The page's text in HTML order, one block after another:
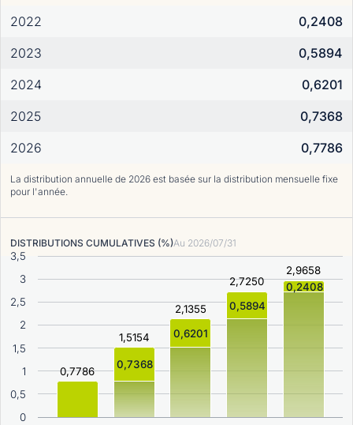
2022
0,2408
2023
0,5894
2024
0,6201
2025
0,7368
2026
0,7786
La distribution annuelle de 2026 est basée sur la distribution mensuelle fixe
pour l'année.
DISTRIBUTIONS CUMULATIVES (%)Au 2026/07/31
0,7786
1,5154
2,1355
2,7250
2,9658
0
0,5
1
1,5
2
2,5
3
3,5
0,7368
0,6201
0,5894
0,2408